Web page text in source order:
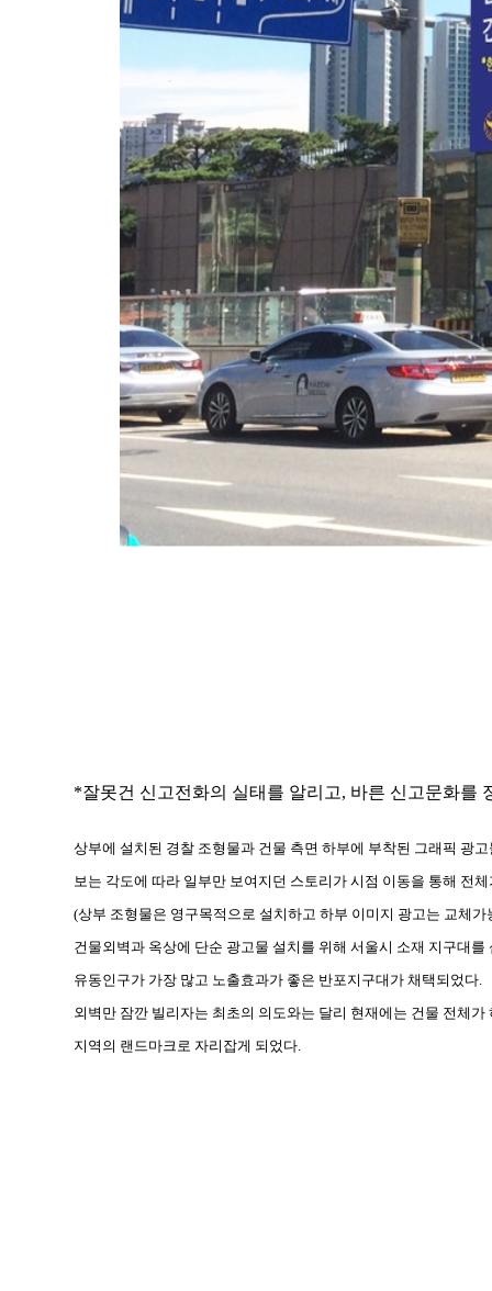
*잘못건 신고전화의 실태를 알리고, 바른 신고문화를
상부에 설치된 경찰 조형물과 건물 측면 하부에 부착된 그래픽 광
보는 각도에 따라 일부만 보여지던 스토리가 시점 이동을 통해 전
(상부 조형물은 영구목적으로 설치하고 하부 이미지 광고는 교체가
건물외벽과 옥상에 단순 광고물 설치를 위해 서울시 소재 지구대를
유동인구가 가장 많고 노출효과가 좋은 반포지구대가 채택되었다.
외벽만 잠깐 빌리자는 최초의 의도와는 달리 현재에는 건물 전체
지역의 랜드마크로 자리잡게 되었다.